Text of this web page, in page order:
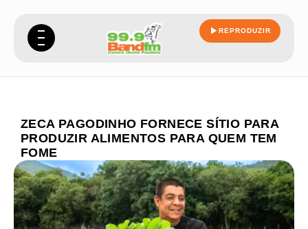
REPRODUZIR
ZECA PAGODINHO FORNECE SÍTIO PARA
PRODUZIR ALIMENTOS PARA QUEM TEM
FOME